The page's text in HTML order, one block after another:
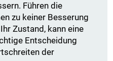
Führen die
zu keiner Besserung
Zustand, kann eine
Entscheidung
der